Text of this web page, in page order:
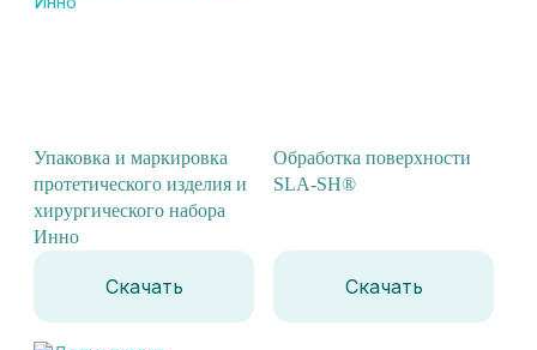
Упаковка и маркировка
протетического изделия и
хирургического набора
Инно
Скачать
Обработка поверхности
SLA-SH®
Скачать